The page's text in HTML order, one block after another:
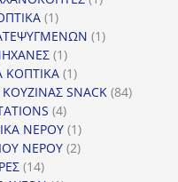
11
προϊόν11
11
προϊόν
ΚΟΠΤΙΚΑ 11
προϊόν
SNACK 8484
44
προϊόντα
ΝΕΡΟΥ 11
προϊόν
ΝΕΡΟΥ 22
1414